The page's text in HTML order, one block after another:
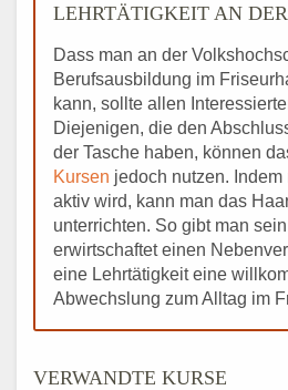
LEHRTÄTIGKEIT AN
Dass man an der
Berufsausbildung im
kann, sollte allen
Diejenigen, die den
der Tasche haben, können
Kursen jedoch nutzen.
aktiv wird, kann man das
unterrichten. So gibt man
erwirtschaftet einen
eine Lehrtätigkeit eine
Abwechslung zum Alltag im
VERWANDTE KURSE